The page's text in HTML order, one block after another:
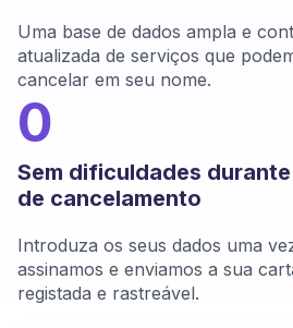
Uma base de dados ampla e
atualizada de serviços que
cancelar em seu nome.
0
Sem dificuldades
de cancelamento
Introduza os seus dados uma
assinamos e enviamos a sua
registada e rastreável.